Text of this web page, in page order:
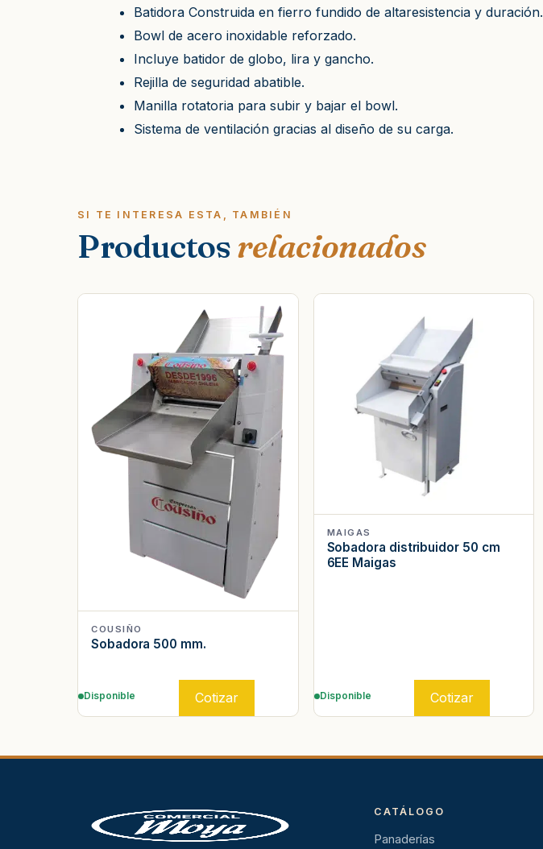
Batidora Construida en fierro fundido de altaresistencia y duración.
Bowl de acero inoxidable reforzado.
Incluye batidor de globo, lira y gancho.
Rejilla de seguridad abatible.
Manilla rotatoria para subir y bajar el bowl.
Sistema de ventilación gracias al diseño de su carga.
SI TE INTERESA ESTA, TAMBIÉN
Productosrelacionados
COUSIÑO
Sobadora 500 mm.
Disponible Cotizar
MAIGAS
Sobadora distribuidor 50 cm
6EE Maigas
Disponible Cotizar
CATÁLOGO
Panaderías